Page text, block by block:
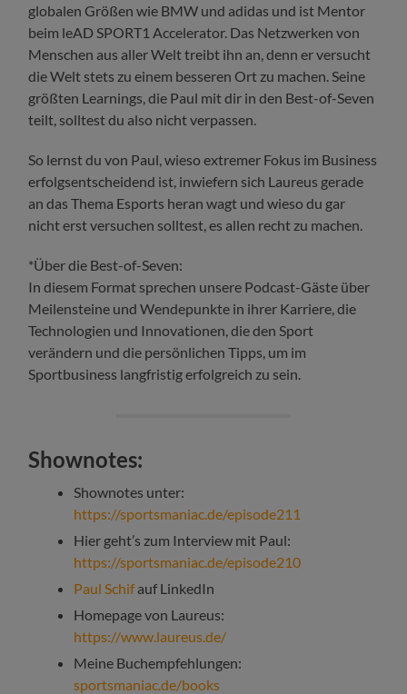
globalen Größen wie BMW und adidas und ist Mentor
beim leAD SPORT1 Accelerator. Das Netzwerken von
Menschen aus aller Welt treibt ihn an, denn er versucht
die Welt stets zu einem besseren Ort zu machen. Seine
größten Learnings, die Paul mit dir in den Best-of-Seven
teilt, solltest du also nicht verpassen.
So lernst du von Paul, wieso extremer Fokus im Business
erfolgsentscheidend ist, inwiefern sich Laureus gerade
an das Thema Esports heran wagt und wieso du gar
nicht erst versuchen solltest, es allen recht zu machen.
*Über die Best-of-Seven:
In diesem Format sprechen unsere Podcast-Gäste über
Meilensteine und Wendepunkte in ihrer Karriere, die
Technologien und Innovationen, die den Sport
verändern und die persönlichen Tipps, um im
Sportbusiness langfristig erfolgreich zu sein.
Shownotes:
Shownotes unter:
https://sportsmaniac.de/episode211
Hier geht’s zum Interview mit Paul:
https://sportsmaniac.de/episode210
Paul Schifauf LinkedIn
Homepage von Laureus:
https://www.laureus.de/
Meine Buchempfehlungen:
sportsmaniac.de/books